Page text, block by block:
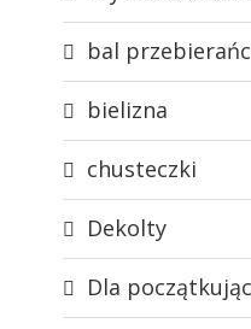
bal
bielizna
chusteczki
Dekolty
Dla